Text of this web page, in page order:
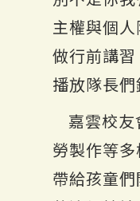
主權與個
做行前講
播放隊長
嘉雲校
勞製作等
帶給孩童